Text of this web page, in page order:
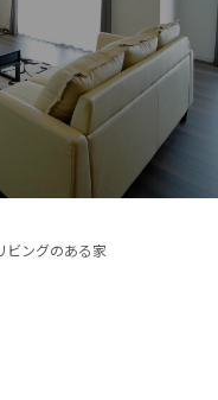
ビングのある家